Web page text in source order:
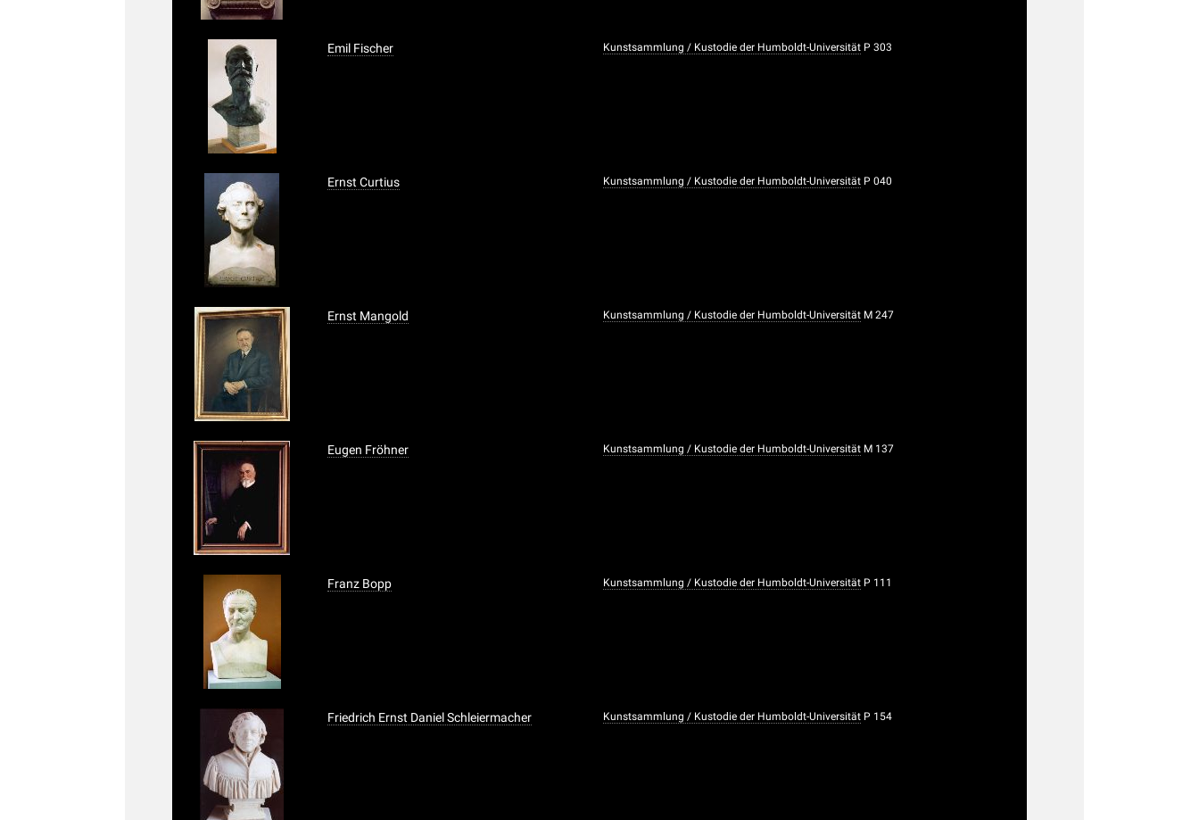
Emil Fischer Kunstsammlung / Kustodie der Humboldt-Universität P 303
Ernst Curtius Kunstsammlung / Kustodie der Humboldt-Universität P 040
Ernst Mangold Kunstsammlung / Kustodie der Humboldt-Universität M 247
Eugen Fröhner Kunstsammlung / Kustodie der Humboldt-Universität M 137
Franz Bopp Kunstsammlung / Kustodie der Humboldt-Universität P 111
Friedrich Ernst Daniel Schleiermacher Kunstsammlung / Kustodie der Humboldt-Universität P 154